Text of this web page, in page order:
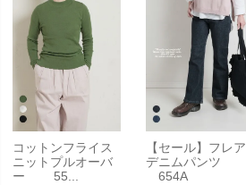
コットンフライス
ニットプルオーバ
ー 55...
【セール】フレア
デニムパンツ
654A